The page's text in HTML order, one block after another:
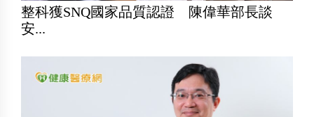
整科獲SNQ國家品質認證 陳偉華部長談
安...